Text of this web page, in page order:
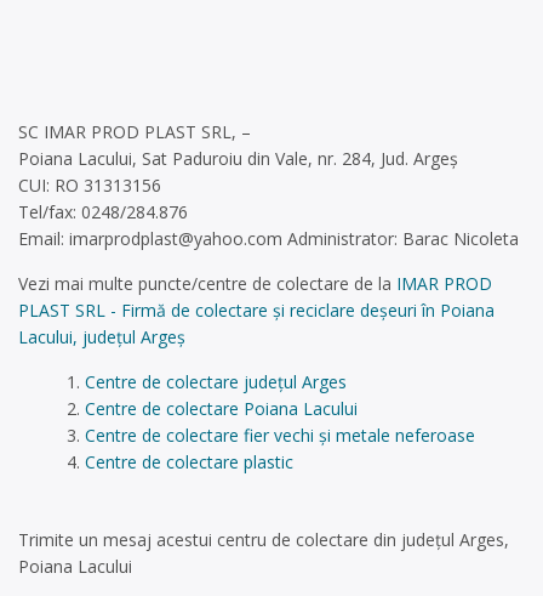
SC IMAR PROD PLAST SRL, –
Poiana Lacului, Sat Paduroiu din Vale, nr. 284, Jud. Argeș
CUI: RO 31313156
Tel/fax: 0248/284.876
Email: imarprodplast@yahoo.com Administrator: Barac Nicoleta
Vezi mai multe puncte/centre de colectare de la IMAR PROD
PLAST SRL - Firmă de colectare și reciclare deșeuri în Poiana
Lacului, județul Argeș
Centre de colectare județul Arges
Centre de colectare Poiana Lacului
Centre de colectare fier vechi și metale neferoase
Centre de colectare plastic
Trimite un mesaj acestui centru de colectare din județul Arges,
Poiana Lacului